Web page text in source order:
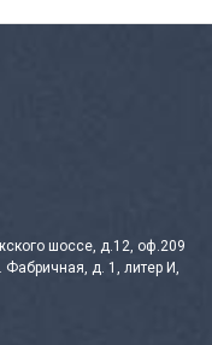
шоссе, д.12, оф.209
Фабричная, д. 1, литер И,